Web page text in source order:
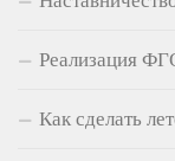
Реализация
Как сделать